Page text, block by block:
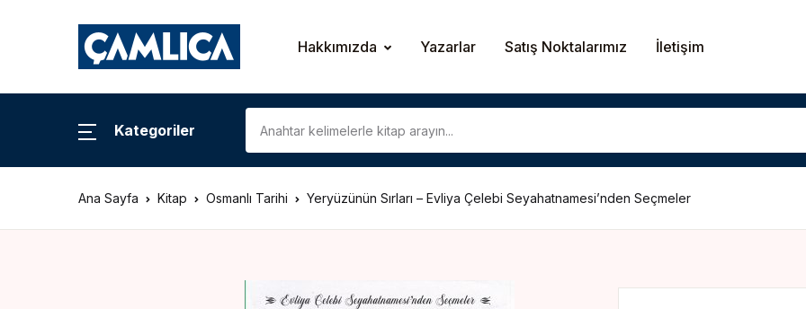
Hakkımızda Yazarlar Satış Noktalarımız İletişim
Kategoriler
KATEGORİLER
Çizgi Roman
Ana Sayfa Kitap Osmanlı Tarihi Yeryüzünün Sırları – Evliya Çelebi Seyahatnamesi’nden Seçmeler